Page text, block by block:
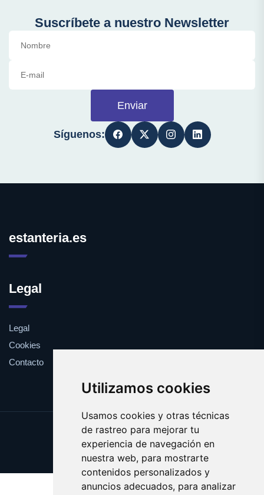
Utilizamos cookies
Usamos cookies y otras técnicas
de rastreo para mejorar tu
experiencia de navegación en
nuestra web, para mostrarte
contenidos personalizados y
anuncios adecuados, para analizar
Suscríbete a nuestro Newsletter
Enviar
Síguenos:
estanteria.es
Legal
Legal
Cookies
Contacto
Update cookies preferences
Copyright © 2025 estanteria.es